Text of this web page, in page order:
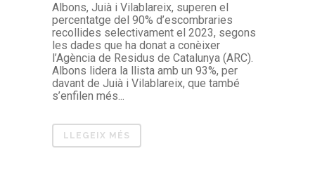
Albons, Juià i Vilablareix, superen el
percentatge del 90% d’escombraries
recollides selectivament el 2023, segons
les dades que ha donat a conèixer
l’Agència de Residus de Catalunya (ARC).
Albons lidera la llista amb un 93%, per
davant de Juià i Vilablareix, que també
s’enfilen més...
LLEGEIX MÉS